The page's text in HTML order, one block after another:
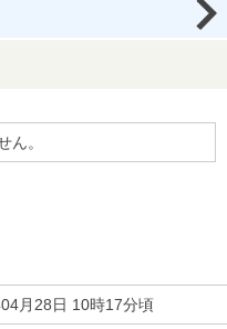
ん。
月28日 10時17分頃